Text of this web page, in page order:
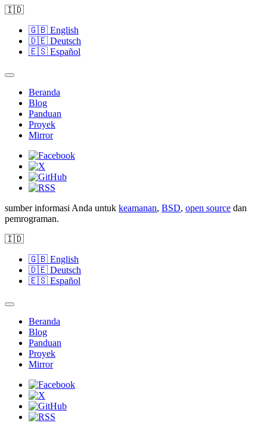
🇮🇩
🇬🇧 English
🇩🇪 Deutsch
🇪🇸 Español
Beranda
Blog
Panduan
Proyek
Mirror
sumber informasi Anda untuk keamanan, BSD, open source dan
pemrograman.
🇮🇩
🇬🇧 English
🇩🇪 Deutsch
🇪🇸 Español
Beranda
Blog
Panduan
Proyek
Mirror